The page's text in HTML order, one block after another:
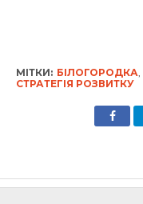
МІТКИ: БІЛОГОРОДКА
СТРАТЕГІЯ РОЗВИТКУ